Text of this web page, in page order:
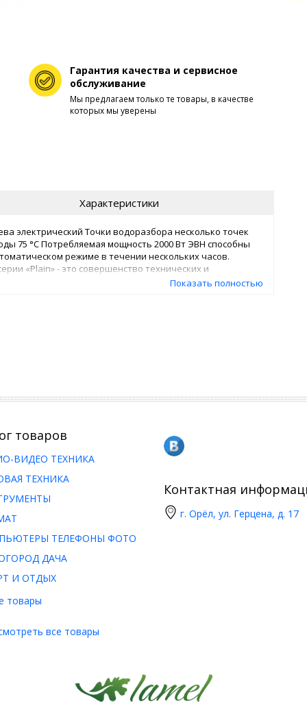
Гарантия качества и сервисное
обслуживание
Мы предлагаем только те товары, в качестве
которых мы уверены
Характеристики
электрический Точки водоразбора несколько точек
75 °C Потребляемая мощность 2000 Вт ЭВН способны
режиме в течении нескольких часов.
«Plain» - это совершенство технических и
2 кВт Напряжение сети 220 В Управление
Показать полностью
товаров
товары
ВИДЕО ТЕХНИКА
ТЕХНИКА
ТЕЛЕФОНЫ ФОТО
ДАЧА
И ОТДЫХ
все товары
Контактная
г. Орёл, ул. Герцена, д. 17